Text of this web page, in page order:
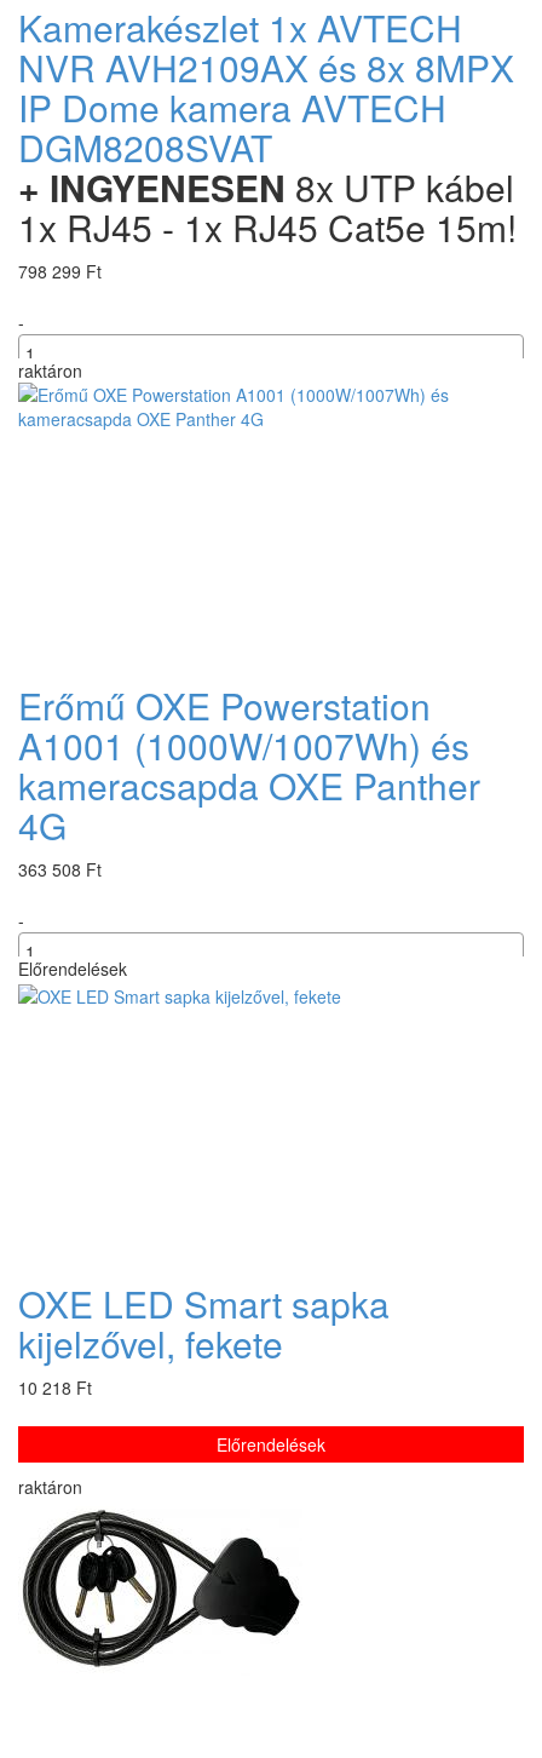
Kamerakészlet 1x AVTECH
NVR AVH2109AX és 8x 8MPX
IP Dome kamera AVTECH
DGM8208SVAT
+ INGYENESEN 8x UTP kábel
1x RJ45 - 1x RJ45 Cat5e 15m!
798 299 Ft
-
+
raktáron
Erőmű OXE Powerstation
A1001 (1000W/1007Wh) és
kameracsapda OXE Panther
4G
363 508 Ft
-
+
Előrendelések
OXE LED Smart sapka
kijelzővel, fekete
10 218 Ft
Előrendelések
raktáron